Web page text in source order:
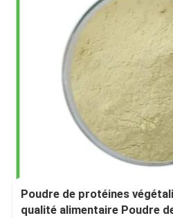
Poudre de protéines
qualité alimentaire Poudre